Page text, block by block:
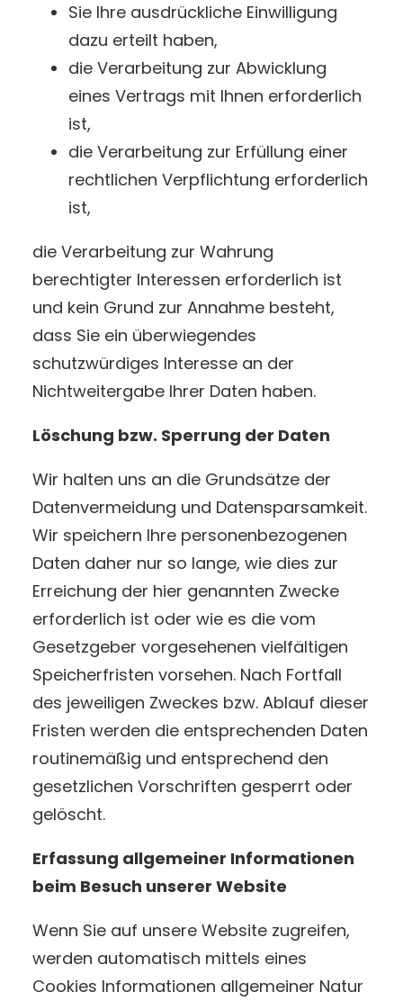
Sie Ihre ausdrückliche Einwilligung
dazu erteilt haben,
die Verarbeitung zur Abwicklung
eines Vertrags mit Ihnen erforderlich
ist,
die Verarbeitung zur Erfüllung einer
rechtlichen Verpflichtung erforderlich
ist,
die Verarbeitung zur Wahrung
berechtigter Interessen erforderlich ist
und kein Grund zur Annahme besteht,
dass Sie ein überwiegendes
schutzwürdiges Interesse an der
Nichtweitergabe Ihrer Daten haben.
Löschung bzw. Sperrung der Daten
Wir halten uns an die Grundsätze der
Datenvermeidung und Datensparsamkeit.
Wir speichern Ihre personenbezogenen
Daten daher nur so lange, wie dies zur
Erreichung der hier genannten Zwecke
erforderlich ist oder wie es die vom
Gesetzgeber vorgesehenen vielfältigen
Speicherfristen vorsehen. Nach Fortfall
des jeweiligen Zweckes bzw. Ablauf dieser
Fristen werden die entsprechenden Daten
routinemäßig und entsprechend den
gesetzlichen Vorschriften gesperrt oder
gelöscht.
Erfassung allgemeiner Informationen
beim Besuch unserer Website
Wenn Sie auf unsere Website zugreifen,
werden automatisch mittels eines
Cookies Informationen allgemeiner Natur